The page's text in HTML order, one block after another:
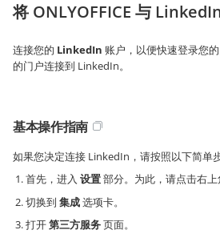
将 ONLYOFFICE 与
连接您的 LinkedIn 账户，以便快速登录您
的门户连接到 LinkedIn。
基本操作指南
如果您决定连接 LinkedIn，请按照以下简单
首先，进入 设置部分。为此，请点击右上
切换到 集成选项卡。
打开第三方服务页面。